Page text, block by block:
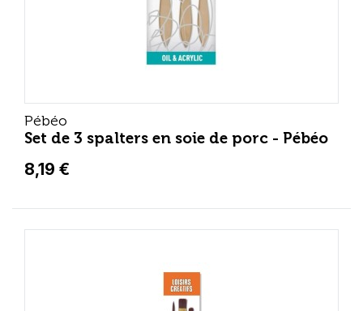
Pébéo
Set de 3 spalters en soie de porc - Pébéo
8,19 €